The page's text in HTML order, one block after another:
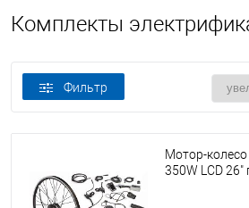
Комплекты
Фильтр
Мотор-
350W LCD 26"